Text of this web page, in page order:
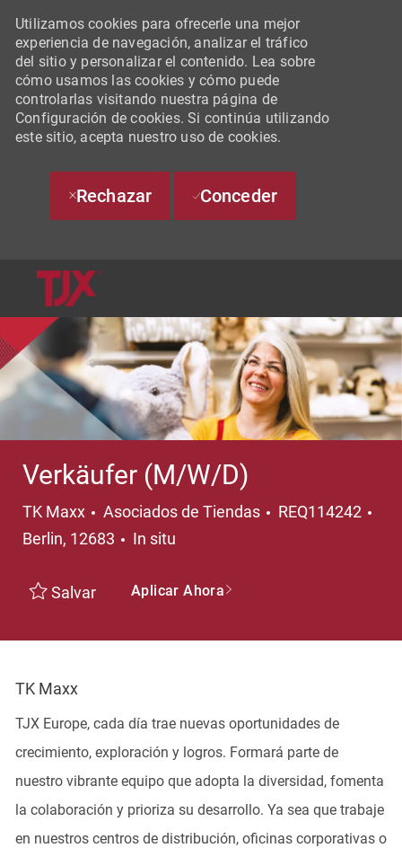
Utilizamos cookies para ofrecerle una mejor
experiencia de navegación, analizar el tráfico
del sitio y personalizar el contenido. Lea sobre
cómo usamos las cookies y cómo puede
controlarlas visitando nuestra página de
Configuración de cookies. Si continúa utilizando
este sitio, acepta nuestro uso de cookies.
Rechazar Conceder
Verkäufer (M/W/D)
TK Maxx Categoría
Asociados de Tiendas REQ114242
Berlin, 12683
In situ
Salvar Aplicar Ahora
TK Maxx
TJX Europe, cada día trae nuevas oportunidades de
crecimiento, exploración y logros. Formará parte de
nuestro vibrante equipo que adopta la diversidad, fomenta
la colaboración y prioriza su desarrollo. Ya sea que trabaje
en nuestros centros de distribución, oficinas corporativas o